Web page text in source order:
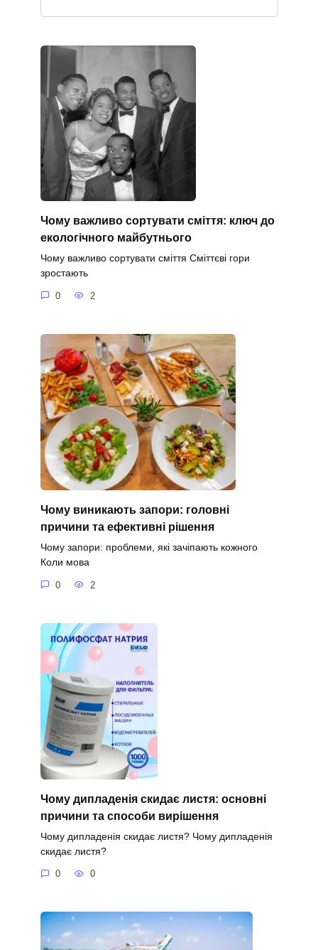
Чому важливо сортувати сміття: ключ до
екологічного майбутнього
Чому важливо сортувати сміття Сміттєві гори
зростають
0 2
Чому виникають запори: головні
причини та ефективні рішення
Чому запори: проблеми, які зачіпають кожного
Коли мова
0 2
Чому дипладенія скидає листя: основні
причини та способи вирішення
Чому дипладенія скидає листя? Чому дипладенія
скидає листя?
0 0